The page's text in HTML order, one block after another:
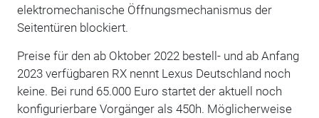
elektromechanische Öffnungsmechanismus der
Seitentüren blockiert.
Preise für den ab Oktober 2022 bestell- und ab Anfang
2023 verfügbaren RX nennt Lexus Deutschland noch
keine. Bei rund 65.000 Euro startet der aktuell noch
konfigurierbare Vorgänger als 450h. Möglicherweise